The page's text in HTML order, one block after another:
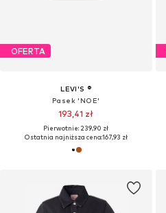
OFERTA
LEVI'S ®
Pasek 'NOE'
193,41 zł
Pierwotnie: 239,90 zł
Ostatnia najniższa cena:167,93 zł